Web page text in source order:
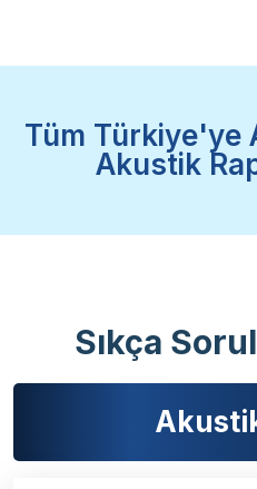
Tüm Türkiye'ye
Akustik
Sıkça